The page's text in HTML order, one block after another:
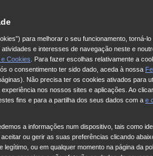
de vídeos
o Seu Marido The Other Bennet
Março Dia internacional da Açao
HUDSON & REX Cobra Kai
Viola Come Il Mare Frente a
Frente a Frente Three Pines The
para melhorar o seu funcionamento, torná-
e interesses de navegação neste e
Cookies . Para fazer escolhas relativamente a
o consentimento ter sido dado, aceda à nossa
Não precisa ter os cookies ativados para
nos nossos sites e aplicações. Ao
fins e para a partilha dos seus dados com a e
a informações num dispositivo, tais como
ou gerir as suas preferências clicando
ou em qualquer momento na página da